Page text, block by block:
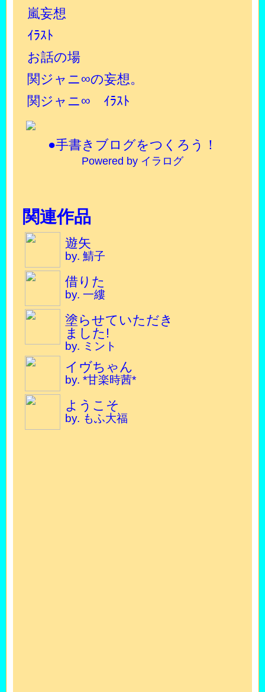
嵐妄想
ｲﾗｽﾄ
お話の場
関ジャニ∞の妄想。
関ジャニ∞ ｲﾗｽﾄ
●手書きブログをつくろう！
Powered by イラログ
関連作品
遊矢
by. 鯖子
借りた
by. 一縷
塗らせていただき
ました!
by. ミント
イヴちゃん
by. *甘楽時茜*
ようこそ
by. もふ大福